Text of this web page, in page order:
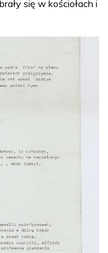
się w kościołach i